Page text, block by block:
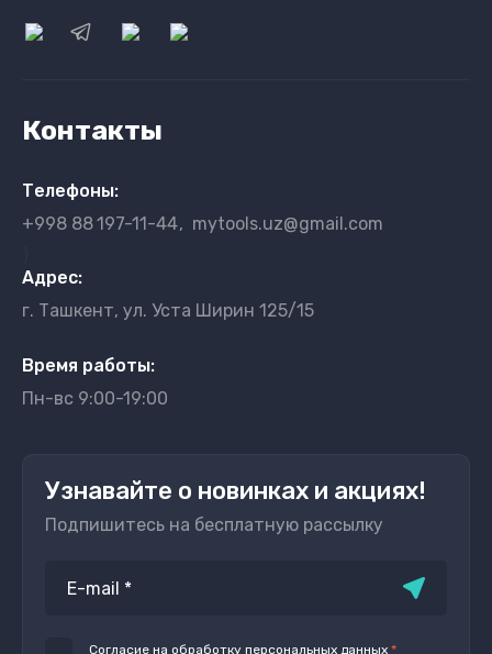
Контакты
Телефоны:
+998 88197-11-44
mytools.uz@gmail.com
Адрес:
г. Ташкент, ул. Уста Ширин 125/15
Время работы:
Пн-вс 9:00-19:00
Узнавайте о новинках и акциях!
Подпишитесь на бесплатную рассылку
Согласие на обработку персональных данных *